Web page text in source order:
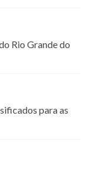
Rio Grande do
para as